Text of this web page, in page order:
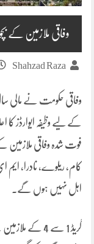
وفاقی ملازمین کے
Shahzad Raza
کے لیے وظیفہ ایوارڈز
فوت شدہ وفاقی ملازمین
کام، ریلوے، نادرا، ایم
اہل نہیں ہوں گے۔
گریڈ 1 سے 4